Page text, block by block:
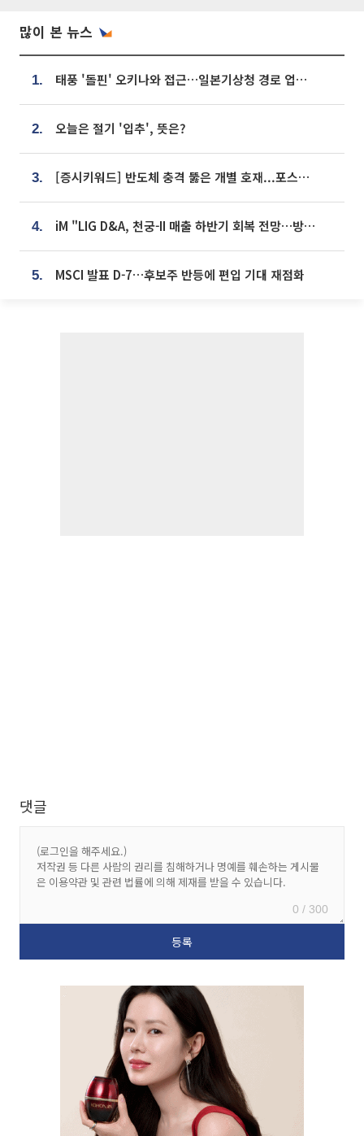
많이 본 뉴스
1. 태풍 '돌핀' 오키나와 접근…일본기상청 경로 업데이트
2. 오늘은 절기 '입추', 뜻은?
3. [증시키워드] 반도체 충격 뚫은 개별 호재...포스코퓨처엠·에코프로·한화솔루션 '눈길'
4. iM "LIG D&A, 천궁-II 매출 하반기 회복 전망…방산 톱픽 유지"
5. MSCI 발표 D-7…후보주 반등에 편입 기대 재점화
댓글
0 / 300